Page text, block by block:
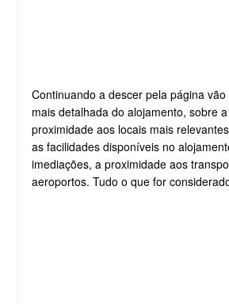
Continuando a descer pela página
mais detalhada do alojamento, sobre
proximidade aos locais mais
as facilidades disponíveis no
imediações, a proximidade aos
aeroportos. Tudo o que for